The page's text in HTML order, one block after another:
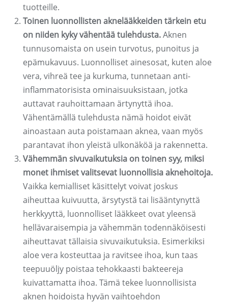
tuotteille.
Toinen luonnollisten aknelääkkeiden tärkein etu
on niiden kyky vähentää tulehdusta.Aknen
tunnusomaista on usein turvotus, punoitus ja
epämukavuus. Luonnolliset ainesosat, kuten aloe
vera, vihreä tee ja kurkuma, tunnetaan anti-
inflammatorisista ominaisuuksistaan, jotka
auttavat rauhoittamaan ärtynyttä ihoa.
Vähentämällä tulehdusta nämä hoidot eivät
ainoastaan ​​auta poistamaan aknea, vaan myös
parantavat ihon yleistä ulkonäköä ja rakennetta.
Vähemmän sivuvaikutuksia on toinen syy, miksi
monet ihmiset valitsevat luonnollisia aknehoitoja.
Vaikka kemialliset käsittelyt voivat joskus
aiheuttaa kuivuutta, ärsytystä tai lisääntynyttä
herkkyyttä, luonnolliset lääkkeet ovat yleensä
hellävaraisempia ja vähemmän todennäköisesti
aiheuttavat tällaisia ​​sivuvaikutuksia. Esimerkiksi
aloe vera kosteuttaa ja ravitsee ihoa, kun taas
teepuuöljy poistaa tehokkaasti bakteereja
kuivattamatta ihoa. Tämä tekee luonnollisista
aknen hoidoista hyvän vaihtoehdon